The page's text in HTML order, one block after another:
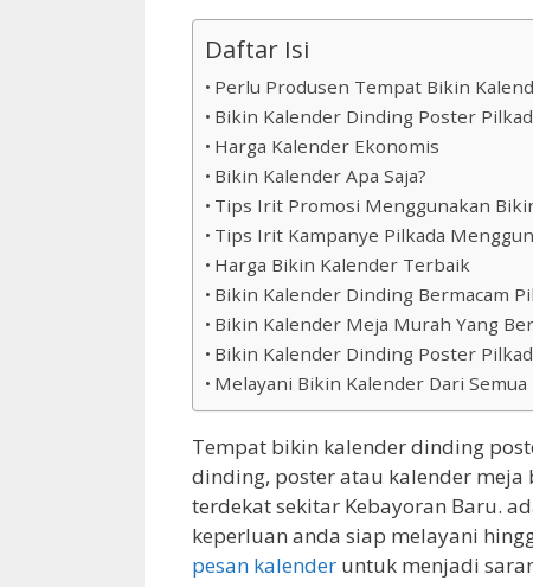
Daftar Isi
Perlu Produsen Tempat Bikin
Bikin Kalender Dinding Poster
Harga Kalender Ekonomis
Bikin Kalender Apa Saja?
Tips Irit Promosi Menggunakan
Tips Irit Kampanye Pilkada
Harga Bikin Kalender Terbaik
Bikin Kalender Dinding Bermacam
Bikin Kalender Meja Murah Yang
Bikin Kalender Dinding Poster
Melayani Bikin Kalender Dari
Tempat bikin kalender dinding
dinding, poster atau kalender
terdekat sekitar Kebayoran Baru.
keperluan anda siap melayani
pesan kalender untuk menjadi